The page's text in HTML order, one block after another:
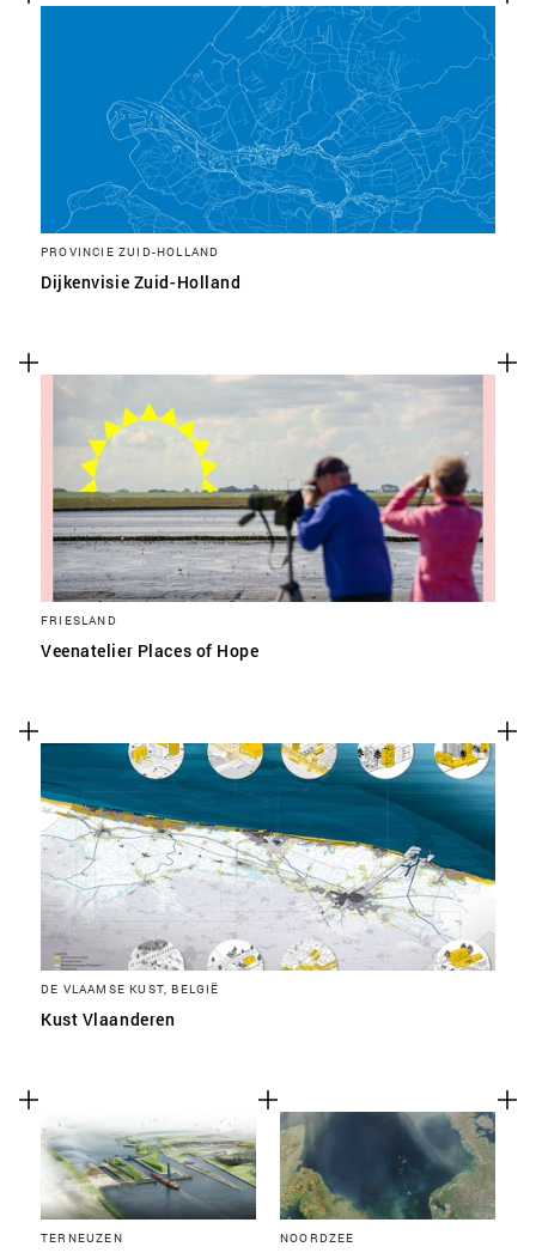
PROVINCIE ZUID-HOLLAND
Dijkenvisie Zuid-Holland
FRIESLAND
Veenatelier Places of Hope
DE VLAAMSE KUST, BELGIË
Kust Vlaanderen
TERNEUZEN NOORDZEE